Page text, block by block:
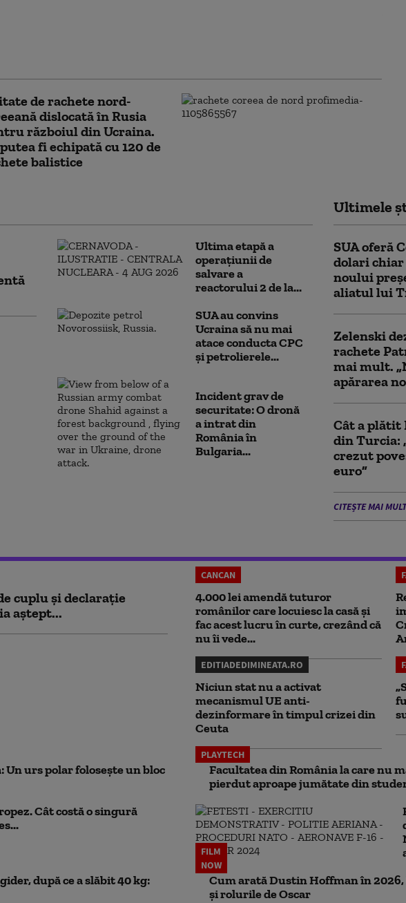
de rachete nord-
dislocată în Rusia
războiul din Ucraina.
fi echipată cu 120 de
balistice
Ultima etapă a
operațiunii de
salvare a
reactorului 2 de la...
SUA au convins
Ucraina să nu mai
atace conducta CPC
şi petrolierele...
Incident grav de
securitate: O dronă
a intrat din
România în
Bulgaria...
Ultimele
SUA oferă
dolari chiar
noului
aliatul lui
Zelenski
rachete
mai mult.
apărarea
Cât a plătit
din Turcia:
crezut
euro”
CITEȘTE MAI
cuplu și declarație
aștept...
CANCAN
4.000 lei amendă tuturor
românilor care locuiesc la casă și
fac acest lucru în curte, crezând că
nu îi vede...
EDITIADEDIMINEATA.RO
Niciun stat nu a activat
mecanismul UE anti-
dezinformare în timpul crizei din
Ceuta
urs polar folosește un bloc
PLAYTECH
Facultatea din România la care nu
pierdut aproape jumătate din
Cât costă o singură
după ce a slăbit 40 kg:
FILM
NOW
Cum arată Dustin Hoffman în 2026,
și rolurile de Oscar